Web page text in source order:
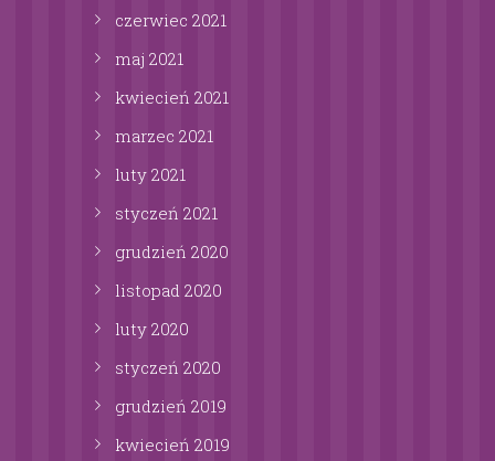
czerwiec 2021
maj 2021
kwiecień 2021
marzec 2021
luty 2021
styczeń 2021
grudzień 2020
listopad 2020
luty 2020
styczeń 2020
grudzień 2019
kwiecień 2019